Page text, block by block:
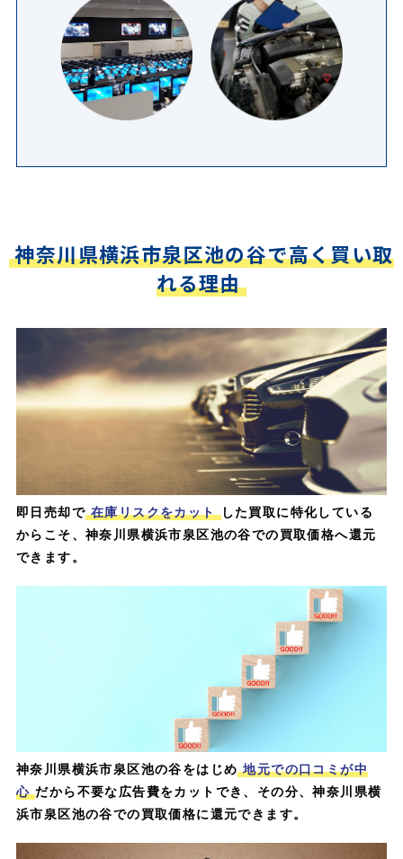
神奈川県横浜市泉区池の谷で高く買い取
れる理由
即日売却で 在庫リスクをカット した買取に特化している
からこそ、神奈川県横浜市泉区池の谷での買取価格へ還元
できます。
神奈川県横浜市泉区池の谷をはじめ 地元での口コミが中
心 だから不要な広告費をカットでき、その分、神奈川県横
浜市泉区池の谷での買取価格に還元できます。